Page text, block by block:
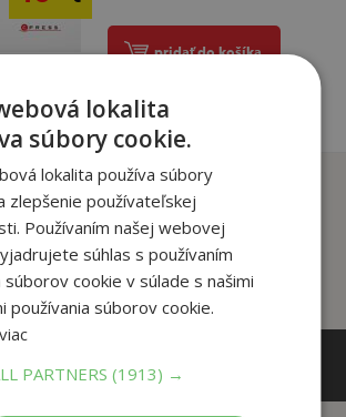
pridať do košíka
ktorí si kúpili
si tiež kúpili
lokalita
súbory cookie.
lokalita používa súbory
zlepšenie používateľskej
Používaním našej webovej
súhlas s používaním
súborov cookie v súlade s našimi
používania súborov cookie.
PARTNERS(1913) →